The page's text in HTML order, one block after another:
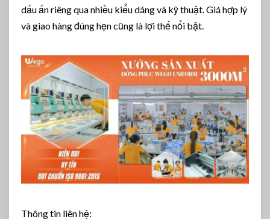
dấu ấn riêng qua nhiều kiểu dáng và kỹ thuật. Giá hợp lý
và giao hàng đúng hẹn cũng là lợi thế nổi bật.
Thông tin liên hệ: